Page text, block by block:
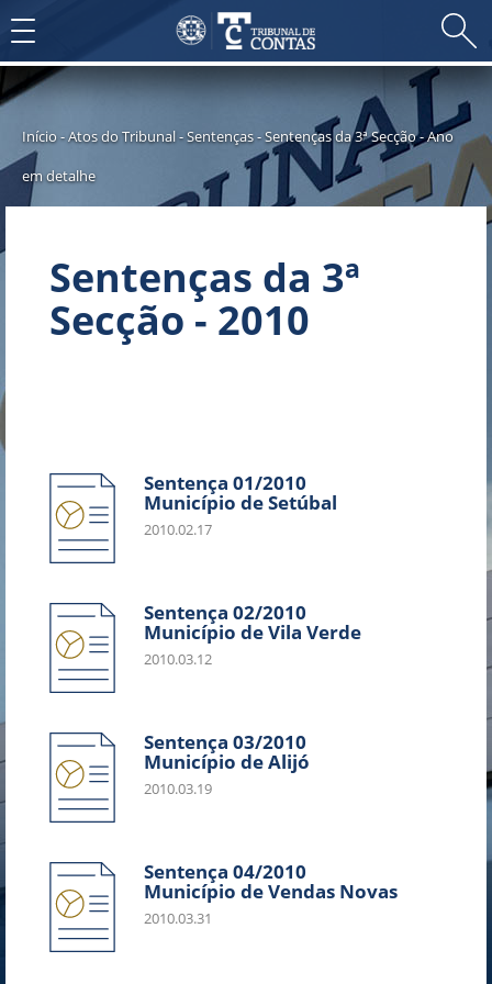
Toggle
navigation
Início-Atos do Tribunal-Sentenças-Sentenças da 3ª Secção-Ano
em detalhe
Sentenças da 3ª
Secção - 2010
Sentença 01/2010
Município de Setúbal
2010.02.17
Sentença 02/2010
Município de Vila Verde
2010.03.12
Sentença 03/2010
Município de Alijó
2010.03.19
Sentença 04/2010
Município de Vendas Novas
2010.03.31